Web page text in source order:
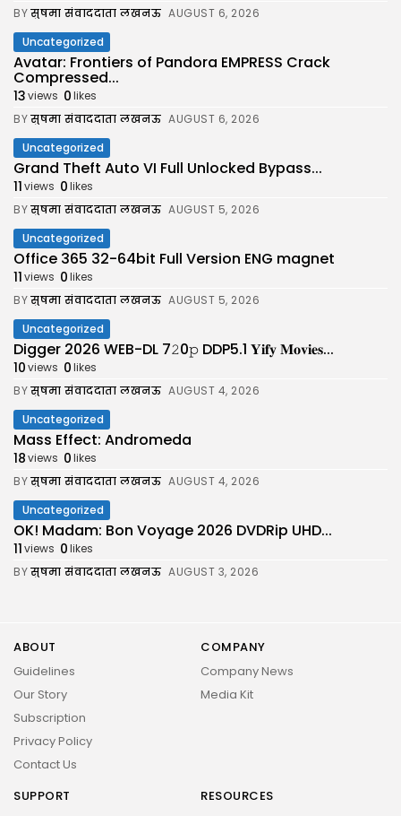
BYसुषमा संवाददाता लखनऊ AUGUST 6, 2026
Uncategorized
Avatar: Frontiers of Pandora EMPRESS Crack
Compressed...
13views 0likes
BYसुषमा संवाददाता लखनऊ AUGUST 6, 2026
Uncategorized
Grand Theft Auto VI Full Unlocked Bypass...
11views 0likes
BYसुषमा संवाददाता लखनऊ AUGUST 5, 2026
Uncategorized
Office 365 32-64bit Full Version ENG magnet
11views 0likes
BYसुषमा संवाददाता लखनऊ AUGUST 5, 2026
Uncategorized
Digger 2026 WEB-DL 7𝟸0𝚙 DDP5.1 𝐘𝐢𝐟𝐲 𝐌𝐨𝐯𝐢𝐞𝐬...
10views 0likes
BYसुषमा संवाददाता लखनऊ AUGUST 4, 2026
Uncategorized
Mass Effect: Andromeda
18views 0likes
BYसुषमा संवाददाता लखनऊ AUGUST 4, 2026
Uncategorized
OK! Madam: Bon Voyage 2026 DVDRip UHD...
11views 0likes
BYसुषमा संवाददाता लखनऊ AUGUST 3, 2026
ABOUT
Guidelines
Our Story
Subscription
Privacy Policy
Contact Us
COMPANY
Company News
Media Kit
SUPPORT
RESOURCES